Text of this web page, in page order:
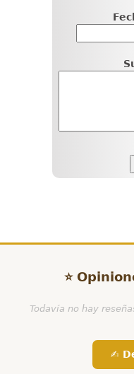
⭐
Todavía no hay
✍️